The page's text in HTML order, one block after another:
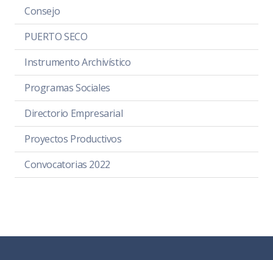
Consejo
PUERTO SECO
Instrumento Archivístico
Programas Sociales
Directorio Empresarial
Proyectos Productivos
Convocatorias 2022